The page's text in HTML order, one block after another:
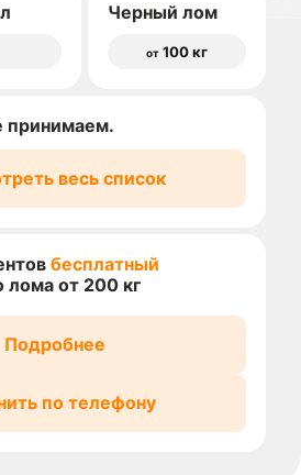
Черный лом
от 100 кг
принимаем.
весь список
бесплатный
лома от 200 кг
Подробнее
по телефону